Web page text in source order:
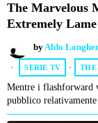
The Marvelous
Extremely
by Aldo
SERIE TV · THE
Mentre i flashforward
pubblico